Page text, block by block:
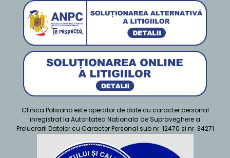
Clinica Polisano este operator de date cu caracter personal
inregistrat la Autoritatea Nationala de Supraveghere a
Prelucrarii Datelor cu Caracter Personal sub nr. 12470 si nr. 34271